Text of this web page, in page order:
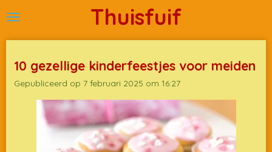
Ga
naar
hoofdinhoud
Thuisfuif
10 gezellige kinderfeestjes voor meiden
Gepubliceerd op 7 februari 2025 om 16:27